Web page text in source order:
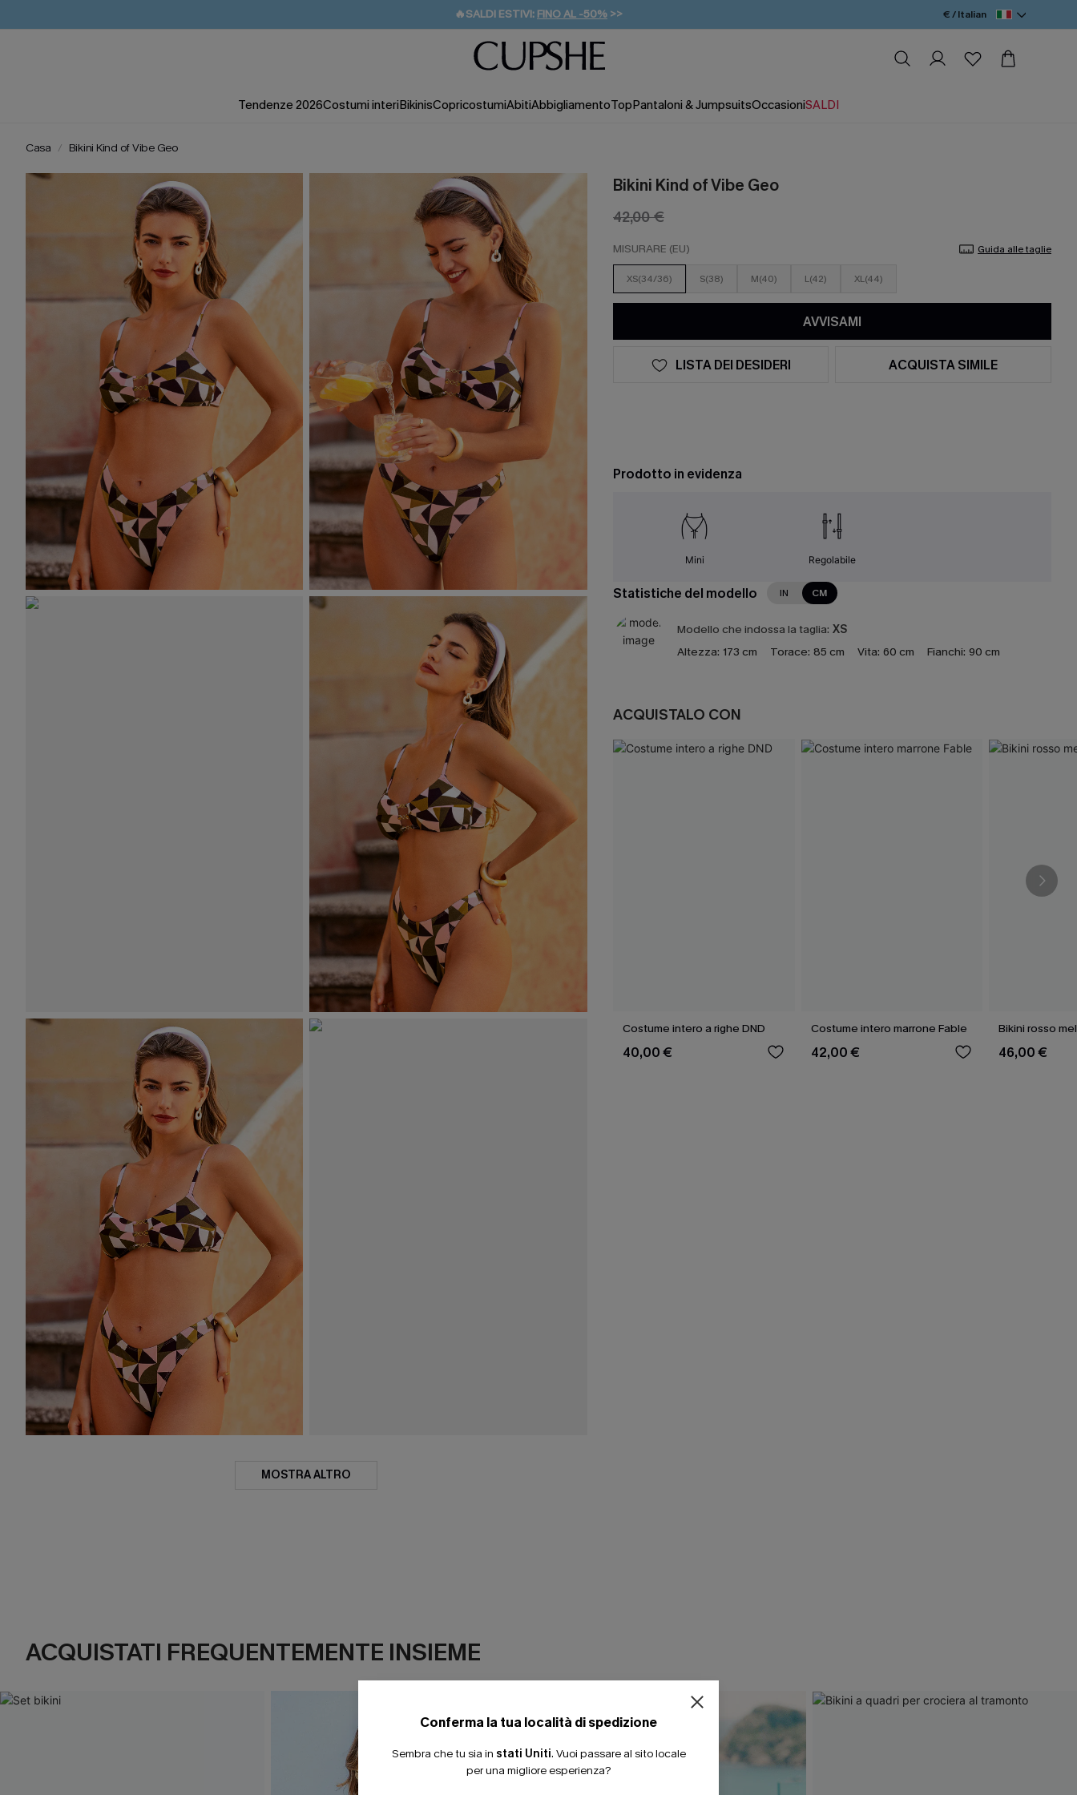
🔥SALDI ESTIVI: FINO AL -50% >>
🚚SPEDIZIONE GRATUITA DA 49€
💌REGALO PER I NUOVI: 20% DI SCONTO*
€ / Italian
Tendenze 2026Costumi interiBikinisCopricostumiAbitiAbbigliamentoTopPantaloni & JumpsuitsOccasioniSALDI
Casa Bikini Kind of Vibe Geo
MOSTRA ALTRO
Bikini Kind of Vibe Geo
42,00 €
MISURARE (EU) Guida alle taglie
XS(34/36) S(38) M(40) L(42) XL(44)
AVVISAMI
LISTA DEI DESIDERI ACQUISTA SIMILE
Prodotto in evidenza
Mini Regolabile
Statistiche del modello IN CM
Modello che indossa la taglia: XS
Altezza: 173 cm Torace: 85 cm Vita: 60 cm Fianchi: 90 cm
ACQUISTALO CON
Costume intero a righe DND
40,00 €
Costume intero marrone Fable
42,00 €
Bikini rosso
46,00 €
ACQUISTATI FREQUENTEMENTE INSIEME
Conferma la tua località di spedizione
Sembra che tu sia in stati Uniti. Vuoi passare al sito locale
per una migliore esperienza?
20% DI SCONTO SU 2 O PIÙ ARTICOLI